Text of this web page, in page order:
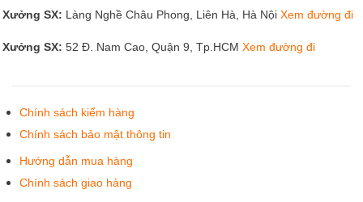
Xưởng SX: Làng Nghề Châu Phong, Liên Hà, Hà Nội Xem đường đi
Xưởng SX: 52 Đ. Nam Cao, Quận 9, Tp.HCM Xem đường đi
Chính sách kiểm hàng
Chính sách bảo mật thông tin
Hướng dẫn mua hàng
Chính sách giao hàng